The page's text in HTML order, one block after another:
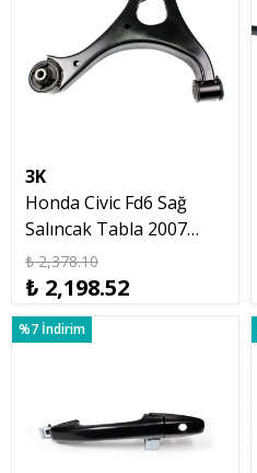
3K
Honda Civic Fd6 Sağ
Salıncak Tabla 2007
2012
₺ 2,378.10
₺ 2,198.52
%7 İndirim